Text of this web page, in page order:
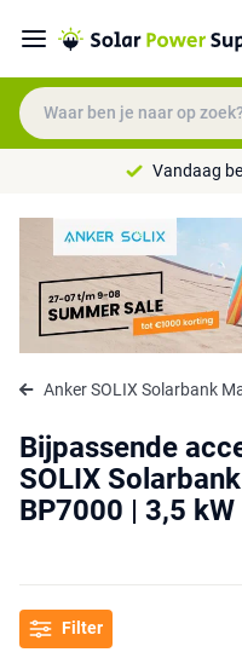
Vandaag
Anker SOLIX Solarbank
Bijpassende
SOLIX
BP7000 | 3,5
Filter